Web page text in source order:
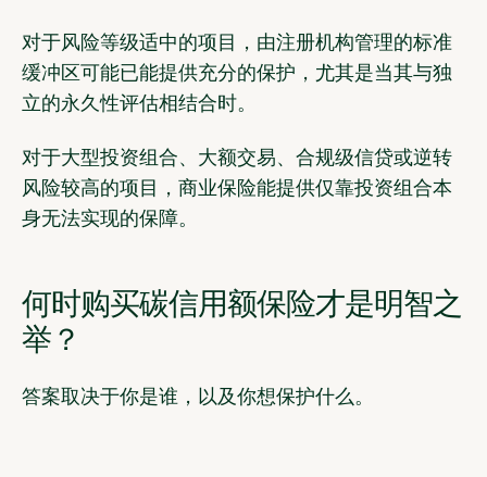
对于风险等级适中的项目，由注册机构管理的标准
缓冲区可能已能提供充分的保护，尤其是当其与独
立的永久性评估相结合时。
对于大型投资组合、大额交易、合规级信贷或逆转
风险较高的项目，商业保险能提供仅靠投资组合本
身无法实现的保障。
何时购买碳信用额保险才是明智之
举？
答案取决于你是谁，以及你想保护什么。